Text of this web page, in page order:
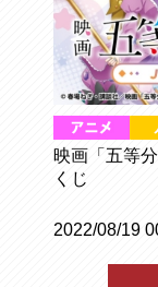
映画「五等
くじ
2022/08/19